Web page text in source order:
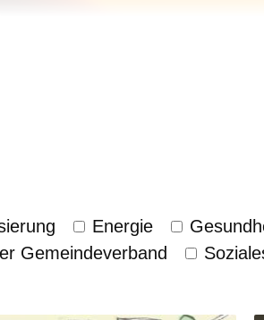
Energie
Gemeinde­verband